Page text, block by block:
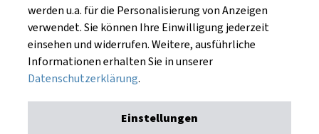
Kaack Terminhandel GmbH
Am Markt 8
49661 Cloppenburg
Datenschutzerklärung
werden u.a. für die Personalisierung von Anzeigen
verwendet. Sie können Ihre Einwilligung jederzeit
einsehen und widerrufen. Weitere, ausführliche
Informationen erhalten Sie in unserer
Datenschutzerklärung.
Einstellungen